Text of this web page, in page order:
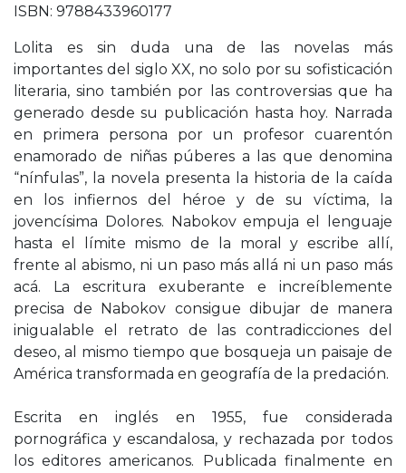
ISBN: 9788433960177
Lolita es sin duda una de las novelas más
importantes del siglo XX, no solo por su sofisticación
literaria, sino también por las controversias que ha
generado desde su publicación hasta hoy. Narrada
en primera persona por un profesor cuarentón
enamorado de niñas púberes a las que denomina
“nínfulas”, la novela presenta la historia de la caída
en los infiernos del héroe y de su víctima, la
jovencísima Dolores. Nabokov empuja el lenguaje
hasta el límite mismo de la moral y escribe allí,
frente al abismo, ni un paso más allá ni un paso más
acá. La escritura exuberante e increíblemente
precisa de Nabokov consigue dibujar de manera
inigualable el retrato de las contradicciones del
deseo, al mismo tiempo que bosqueja un paisaje de
América transformada en geografía de la predación.
Escrita en inglés en 1955, fue considerada
pornográfica y escandalosa, y rechazada por todos
los editores americanos. Publicada finalmente en